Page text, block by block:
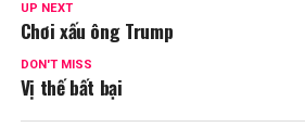
UP NEXT
Chơi xấu ông Trump
DON'T MISS
Vị thế bất bại